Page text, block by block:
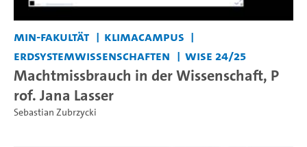
MIN-Fakultät
KlimaCampus
Erdsystemwissenschaften
WiSe 24/25
Machtmissbrauch in der Wissenschaft, P
rof. Jana Lasser
Sebastian Zubrzycki